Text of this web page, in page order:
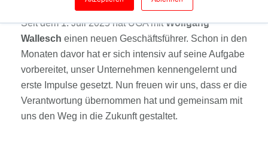
Seit dem 1. Juli 2025 hat UGA mitWolfgang
Wallesch einen neuen Geschäftsführer. Schon in den
Monaten davor hat er sich intensiv auf seine Aufgabe
vorbereitet, unser Unternehmen kennengelernt und
erste Impulse gesetzt. Nun freuen wir uns, dass er die
Verantwortung übernommen hat und gemeinsam mit
uns den Weg in die Zukunft gestaltet.